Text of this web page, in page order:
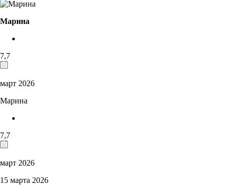
Марина
7,7
март 2026
Марина
7,7
март 2026
15 марта 2026